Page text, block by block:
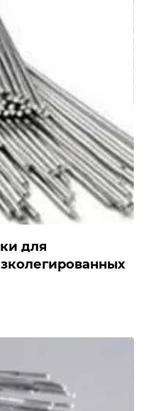
для